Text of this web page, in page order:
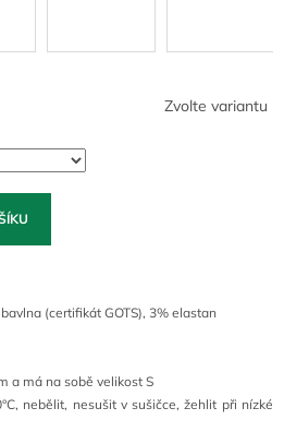
Zvolte variantu
(certifikát GOTS), 3% elastan
a má na sobě velikost S
nebělit, nesušit v sušičce, žehlit při nízké